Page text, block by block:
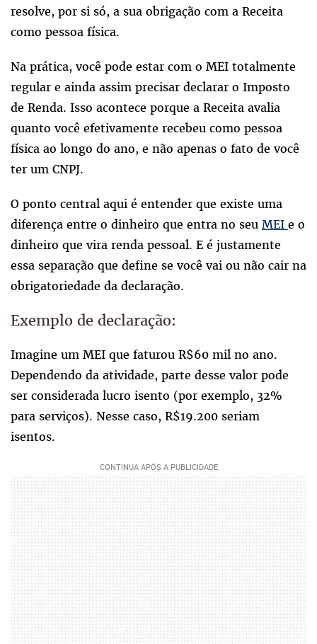
resolve, por si só, a sua obrigação com a Receita
como pessoa física.
Na prática, você pode estar com o MEI totalmente
regular e ainda assim precisar declarar o Imposto
de Renda. Isso acontece porque a Receita avalia
quanto você efetivamente recebeu como pessoa
física ao longo do ano, e não apenas o fato de você
ter um CNPJ.
O ponto central aqui é entender que existe uma
diferença entre o dinheiro que entra no seu MEI e o
dinheiro que vira renda pessoal. E é justamente
essa separação que define se você vai ou não cair na
obrigatoriedade da declaração.
Exemplo de declaração:
Imagine um MEI que faturou R$60 mil no ano.
Dependendo da atividade, parte desse valor pode
ser considerada lucro isento (por exemplo, 32%
para serviços). Nesse caso, R$19.200 seriam
isentos.